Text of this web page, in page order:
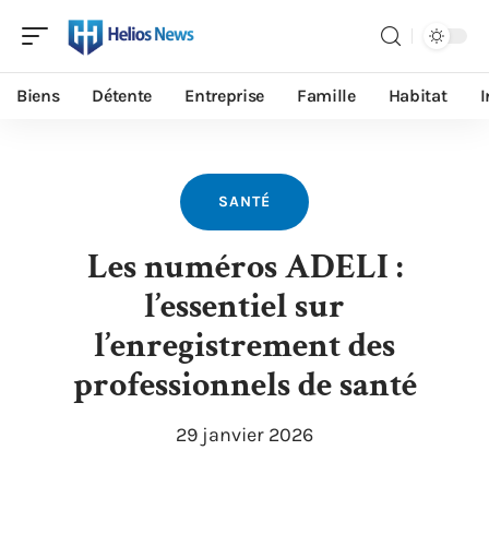
Biens Détente Entreprise Famille Habitat
SANTÉ
Les numéros ADELI :
l’essentiel sur
l’enregistrement des
professionnels de santé
29 janvier 2026